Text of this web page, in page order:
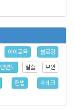
아이교육 블로깅
안면도 일출 보안
헌법
재테크